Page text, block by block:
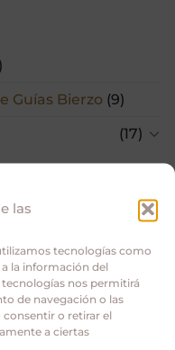
las
tecnologías como
la información del
nos permitirá
de navegación o las
consentir o retirar el
a ciertas
Guías Bierzo (9)
(17)